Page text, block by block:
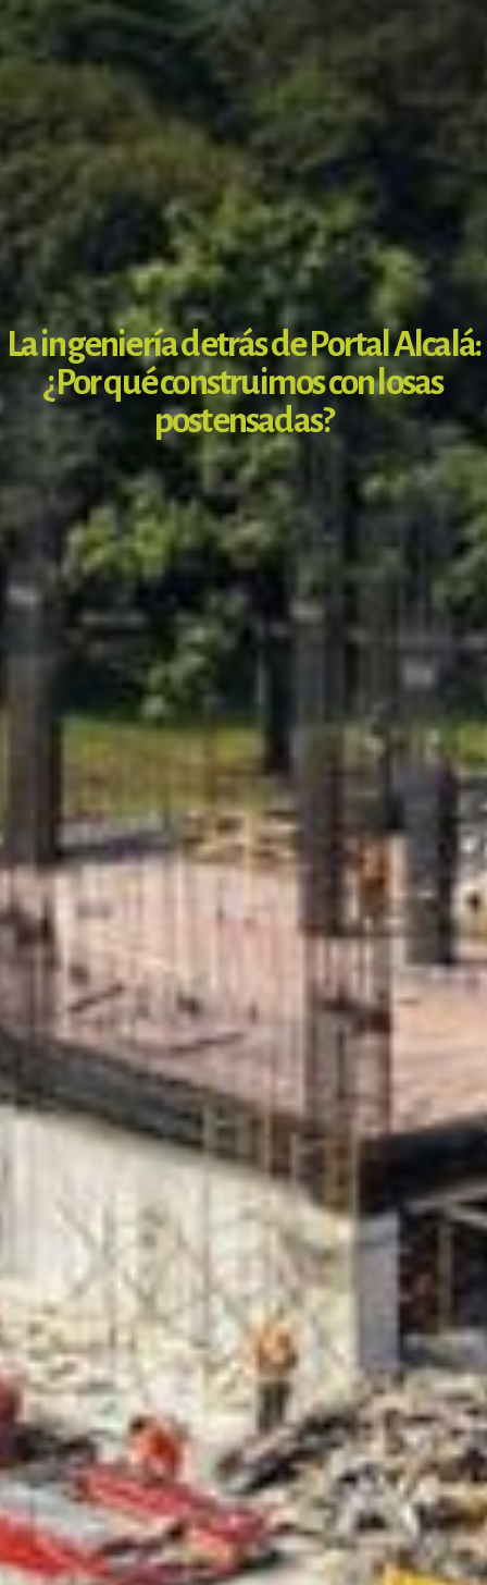
La ingeniería detrás de Portal Alcalá:
¿Por qué construimos con losas
postensadas?